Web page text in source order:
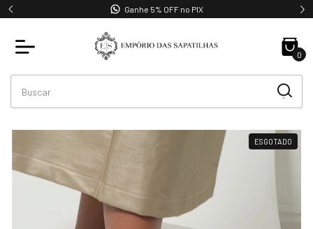
Ganhe 5% OFF no PIX
0
ESGOTADO